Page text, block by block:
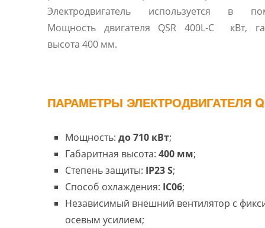
Электродвигатель используется в
Мощность двигателя QSR 400L-С кВт,
высота 400 мм.
ПАРАМЕТРЫ ЭЛЕКТРОДВИГАТЕЛЯ
Мощность: до 710 кВт;
Габаритная высота: 400 мм;
Степень защиты: IP23 S;
Способ охлаждения: IC06;
Независимый внешний вентилятор с
осевым усилием;